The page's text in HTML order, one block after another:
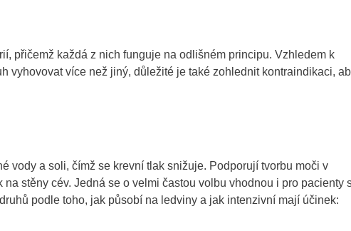
přičemž každá z nich funguje na odlišném principu. Vzhledem k
vyhovovat více než jiný, důležité je také zohlednit kontraindikaci,
vody a soli, čímž se krevní tlak snižuje. Podporují tvorbu moči v
stěny cév. Jedná se o velmi častou volbu vhodnou i pro pacienty
podle toho, jak působí na ledviny a jak intenzivní mají účinek: